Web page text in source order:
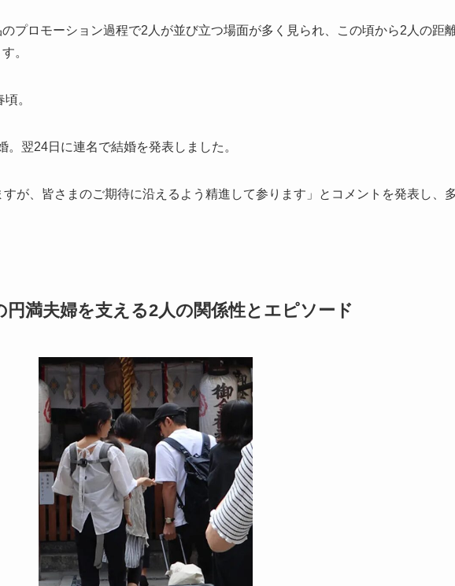
プロモーション過程で2人が並び立つ場面が多く見られ、この頃から2人の距
。
。
翌24日に連名で結婚を発表しました。
が、皆さまのご期待に沿えるよう精進して参ります」とコメントを発表し、
満夫婦を支える2人の関係性とエピソード